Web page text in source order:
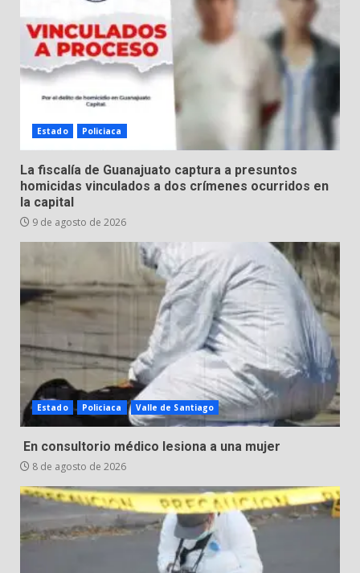
6
Incendio en taller mecánico de
Puerto de Águila:
7 de agosto de 2026
Inauguran la Galería Historia y
Arte en Cartonería
7 de agosto de 2026
Estado Policiaca
La fiscalía de Guanajuato captura a presuntos
homicidas vinculados a dos crímenes ocurridos en
la capital
9 de agosto de 2026
Estado Policiaca Valle de Santiago
En consultorio médico lesiona a una mujer
8 de agosto de 2026